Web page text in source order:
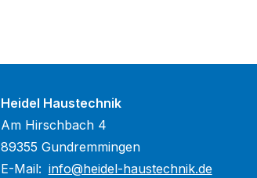
Heidel Haustechnik
Am Hirschbach 4
89355 Gundremmingen
E-Mail: info@heidel-haustechnik.de